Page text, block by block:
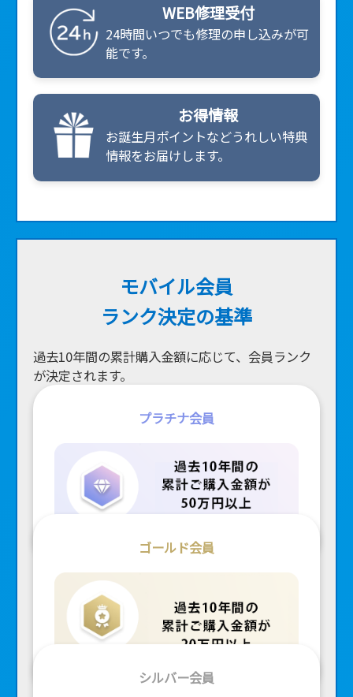
WEB修理受付
24時間いつでも修理の申し込みが可
能です。
お得情報
お誕生月ポイントなどうれしい特典
情報をお届けします。
モバイル会員
ランク決定の基準
過去10年間の累計購入金額に応じて、会員ランク
が決定されます。
プラチナ会員
ゴールド会員
シルバー会員
■